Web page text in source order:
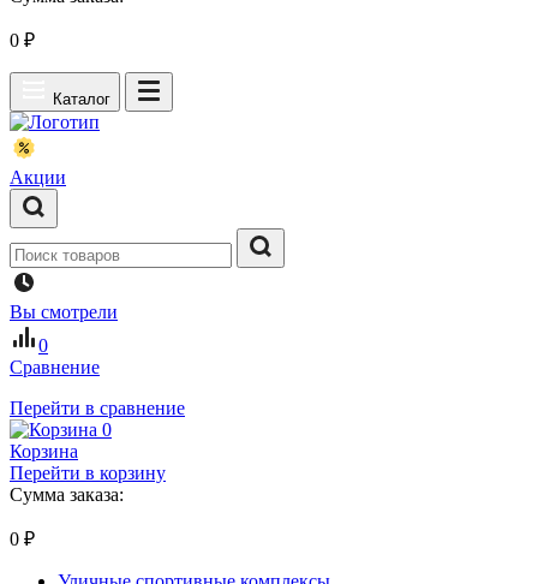
0 ₽
Каталог
Акции
Вы смотрели
0
Сравнение
Перейти в сравнение
0
Корзина
Перейти в корзину
Сумма заказа:
0 ₽